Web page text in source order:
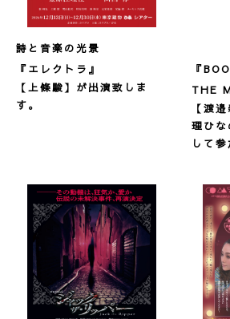
詩と音楽の光景
『エレクトラ』
【上條駿】が出演致しま
す。
『
THE
【渡
理ひな
して